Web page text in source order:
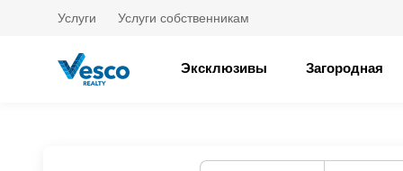
Услуги Услуги собственникам
Эксклюзивы Загородная